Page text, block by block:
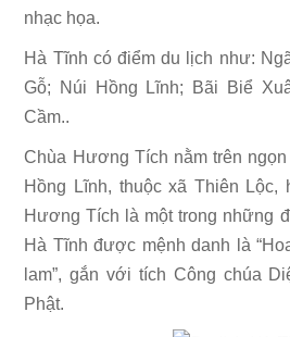
nhạc họa.
Hà Tĩnh có điểm du lịch như:
Gỗ; Núi Hồng Lĩnh; Bãi Biể
Cầm..
Chùa Hương Tích nằm trên
Hồng Lĩnh, thuộc xã Thiên Lộc,
Hương Tích là một trong những
Hà Tĩnh được mệnh danh là
lam”, gắn với tích Công chúa
Phật.